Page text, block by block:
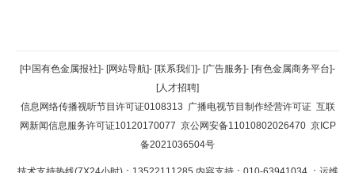
返回顶部
返回首页
[中国有色金属报社]- [网站导航]- [联系我们]- [广告服务]- [有色金属商务平台]-
[人才招聘]
信息网络传播视听节目许可证0108313 广播电视节目制作经营许可证 互联
网新闻信息服务许可证10120170077 京公网安备11010802026470 京ICP
备2021036504号